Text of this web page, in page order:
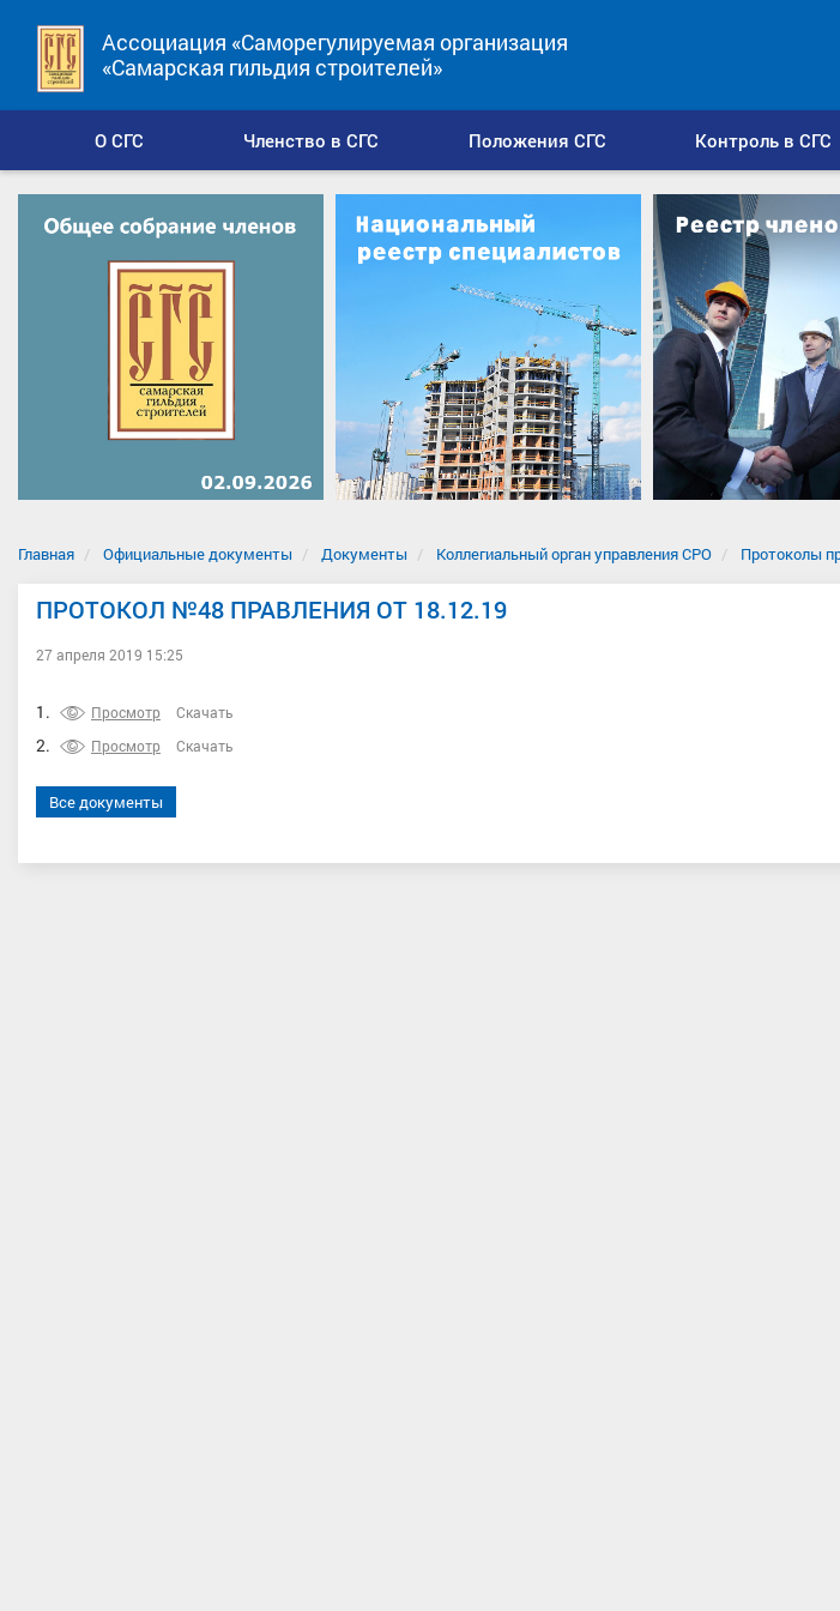
Ассоциация «Саморегулируемая организация
«Самарская гильдия строителей»
О СГС Членство в СГС Положения СГС Контроль в СГС
Главная Официальные документы Документы Коллегиальный орган управления СРО Протоколы
ПРОТОКОЛ №48 ПРАВЛЕНИЯ ОТ 18.12.19
27 апреля 2019 15:25
1. Просмотр Скачать
2. Просмотр Скачать
Все документы